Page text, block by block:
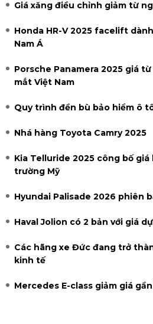
Giá xăng điều chỉnh giảm từ
Honda HR-V 2025 facelift
Nam Á
Porsche Panamera 2025 giá
mắt Việt Nam
Quy trình đền bù bảo hiểm ô
Nhá hàng Toyota Camry 2025
Kia Telluride 2025 công bố
trường Mỹ
Hyundai Palisade 2026 phiên
Haval Jolion có 2 bản với giá
Các hãng xe Đức đang trở
kinh tế
Mercedes E-class giảm giá